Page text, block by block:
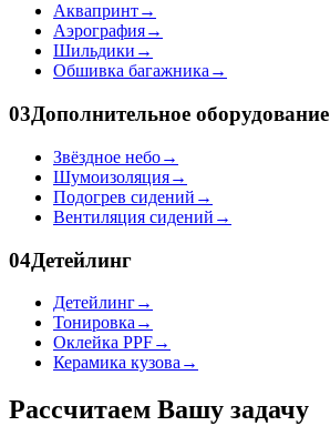
Аквапринт→
Аэрография→
Шильдики →
Обшивка багажника→
03Дополнительное оборудование
Звёздное небо→
Шумоизоляция→
Подогрев сидений →
Вентиляция сидений →
04Детейлинг
Детейлинг→
Тонировка →
Оклейка PPF→
Керамика кузова →
Рассчитаем Вашу задачу